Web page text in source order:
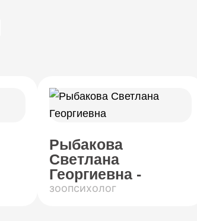
Рыбакова
Светлана
Георгиевна -
зоопсихолог